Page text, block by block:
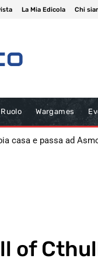
La Mia Edicola Chi
Wargames
casa e passa ad
of